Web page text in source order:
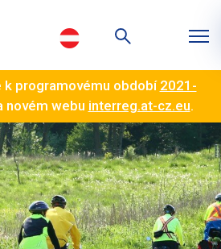
k programovému období2021-
novém webu interreg.at-cz.eu.